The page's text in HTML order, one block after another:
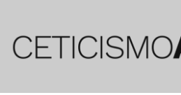
conteúdo